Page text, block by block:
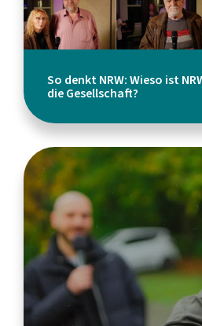
So denkt NRW: Wieso ist
die Gesellschaft?